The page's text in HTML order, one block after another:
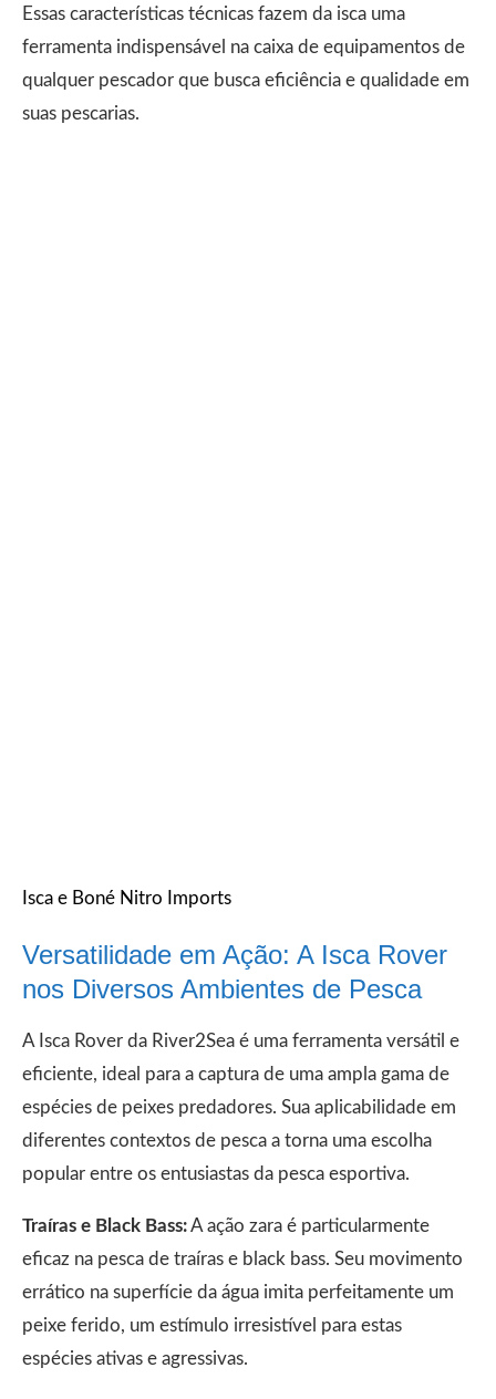
Essas características técnicas fazem da isca uma
ferramenta indispensável na caixa de equipamentos de
qualquer pescador que busca eficiência e qualidade em
suas pescarias.
Isca e Boné Nitro Imports
Versatilidade em Ação: A Isca Rover
nos Diversos Ambientes de Pesca
A Isca Rover da River2Sea é uma ferramenta versátil e
eficiente, ideal para a captura de uma ampla gama de
espécies de peixes predadores. Sua aplicabilidade em
diferentes contextos de pesca a torna uma escolha
popular entre os entusiastas da pesca esportiva.
Traíras e Black Bass:A ação zara é particularmente
eficaz na pesca de traíras e black bass. Seu movimento
errático na superfície da água imita perfeitamente um
peixe ferido, um estímulo irresistível para estas
espécies ativas e agressivas.